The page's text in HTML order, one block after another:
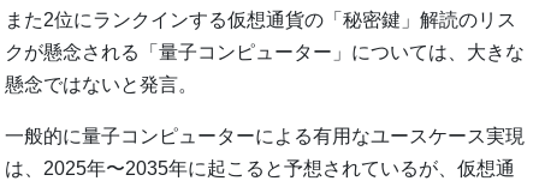
また2位にランクインする仮想通貨の「秘密鍵」解読のリス
クが懸念される「量子コンピューター」については、大きな
懸念ではないと発言。
一般的に量子コンピューターによる有用なユースケース実現
は、2025年〜2035年に起こると予想されているが、仮想通